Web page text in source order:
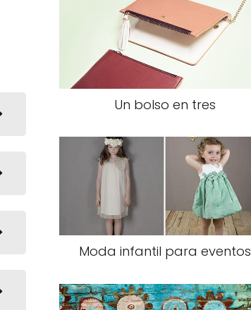
Un bolso en tres
Moda infantil para eventos